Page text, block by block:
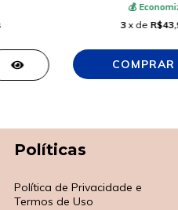
💰
3 x de
Políticas
Política de Privacidade e
Termos de Uso